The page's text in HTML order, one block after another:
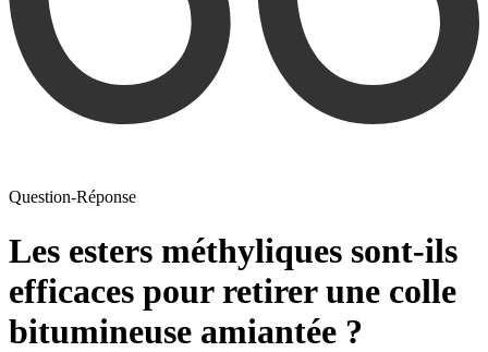
Question-Réponse
Les esters méthyliques sont-ils
efficaces pour retirer une colle
bitumineuse amiantée ?